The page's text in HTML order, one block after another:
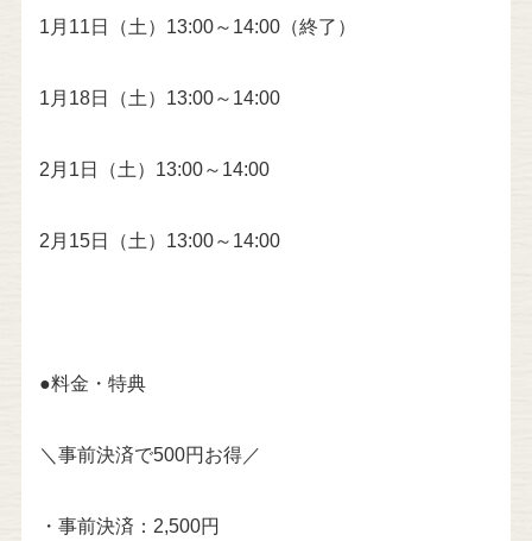
1月11日（土）13:00～14:00（終了）
1月18日（土）13:00～14:00
2月1日（土）13:00～14:00
2月15日（土）13:00～14:00
●料金・特典
＼事前決済で500円お得／
・事前決済：2,500円